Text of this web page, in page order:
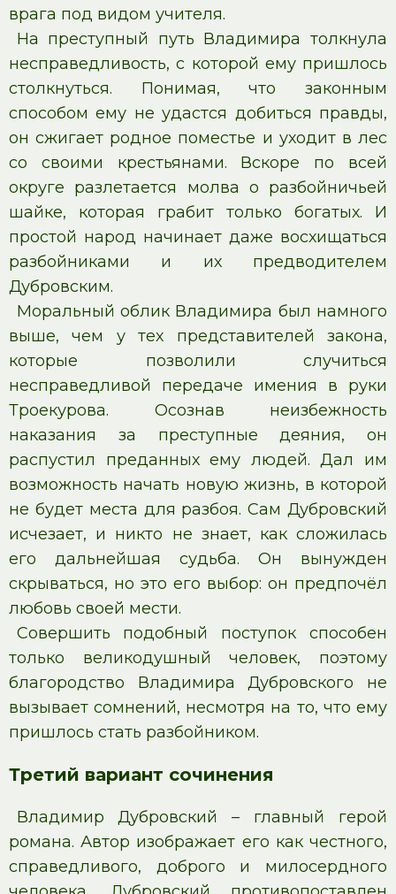
врага под видом учителя.
На преступный путь Владимира толкнула
несправедливость, с которой ему пришлось
столкнуться. Понимая, что законным
способом ему не удастся добиться правды,
он сжигает родное поместье и уходит в лес
со своими крестьянами. Вскоре по всей
округе разлетается молва о разбойничьей
шайке, которая грабит только богатых. И
простой народ начинает даже восхищаться
разбойниками и их предводителем
Дубровским.
Моральный облик Владимира был намного
выше, чем у тех представителей закона,
которые позволили случиться
несправедливой передаче имения в руки
Троекурова. Осознав неизбежность
наказания за преступные деяния, он
распустил преданных ему людей. Дал им
возможность начать новую жизнь, в которой
не будет места для разбоя. Сам Дубровский
исчезает, и никто не знает, как сложилась
его дальнейшая судьба. Он вынужден
скрываться, но это его выбор: он предпочёл
любовь своей мести.
Совершить подобный поступок способен
только великодушный человек, поэтому
благородство Владимира Дубровского не
вызывает сомнений, несмотря на то, что ему
пришлось стать разбойником.
Третий вариант сочинения
Владимир Дубровский – главный герой
романа. Автор изображает его как честного,
справедливого, доброго и милосердного